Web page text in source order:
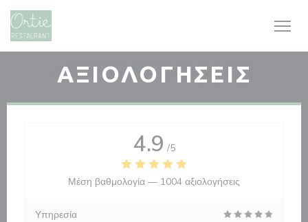
Πίνακας διαχείρισης "Μπισκότων" (Cookies)
ΑΞΙΟΛΟΓΉΣΕΙΣ
4.9 /5
Μέση βαθμολογία — 1004 αξιολογήσεις
Υπηρεσία